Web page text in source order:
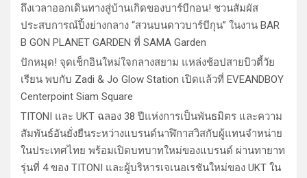
ถึงเวลาออกเดินทางสู่บ้านเกิดของบาร์บีกอน! ชวนสัมผัส
ประสบการณ์ปิ้งย่างกลาง “สวนบนดาวบาร์บีกุน” ในงาน BAR
B GON PLANET GARDEN ที่ SAMA Garden
ปักหมุด! จุดเช็กอินใหม่ใจกลางสยาม แหล่งช้อปสายบิวตี้วัย
เรียน พบกับ Zadi & Jo Glow Station เปิดแล้วที่ EVEANDBOY
Centerpoint Siam Square
TITONI และ UKT ฉลอง 38 ปีแห่งการเป็นพันธมิตร และความ
สัมพันธ์อันยั่งยืนระหว่างแบรนด์นาฬิกาสวิสกับผู้แทนจำหน่าย
ในประเทศไทย พร้อมเปิดบทบาทใหม่ของแบรนด์ ผ่านทายาท
รุ่นที่ 4 ของ TITONI และผู้บริหารเจเนอเรชันใหม่ของ UKT ใน